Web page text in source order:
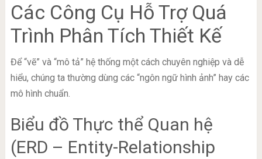
Các Công Cụ Hỗ Trợ Quá
Trình Phân Tích Thiết Kế
Để “vẽ” và “mô tả” hệ thống một cách chuyên nghiệp và dễ
hiểu, chúng ta thường dùng các “ngôn ngữ hình ảnh” hay các
mô hình chuẩn.
Biểu đồ Thực thể Quan hệ
(ERD – Entity-Relationship